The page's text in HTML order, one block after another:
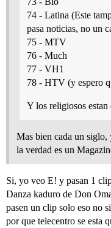
74 - Latina (Este
pasa noticias, no un
75 - MTV
76 - Much
77 - VH1
78 - HTV (y espero
Y los religiosos estan
Mas bien cada un siglo,
la verdad es un
Si, yo veo E! y pasan 1
Danza kaduro de Don
pasen un clip solo eso no
por que telecentro se esta